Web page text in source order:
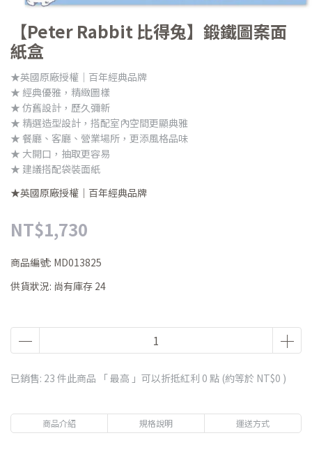
【Peter Rabbit 比得兔】鍛鐵圖案面
紙盒
★英國原廠授權｜百年經典品牌
★ 經典優雅，精緻圖樣
★ 仿舊設計，歷久彌新
★ 精選造型設計，搭配室內空間更顯典雅
★ 餐廳、客廳、營業場所，更添風格品味
★ 大開口，抽取更容易
★ 建議搭配袋裝面紙
★英國原廠授權｜百年經典品牌
NT$1,730
商品編號: MD013825
供貨狀況: 尚有庫存 24
已銷售: 23 件此商品 「 最高 」可以折抵紅利 0 點 (約等於 NT$0 )
商品介紹 規格說明 運送方式